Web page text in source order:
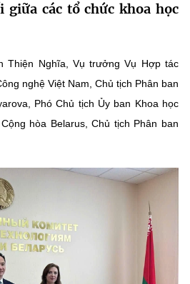
chất lượng
tử
hành
chất lượng
giữa các tổ chức khoa học
Thiện Nghĩa, Vụ trưởng Vụ Hợp tác
nghệ Việt Nam, Chủ tịch Phân ban
Phó Chủ tịch Ủy ban Khoa học
hòa Belarus, Chủ tịch Phân ban